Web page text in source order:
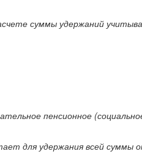
суммы удержаний
пенсионное
для удержания всей суммы